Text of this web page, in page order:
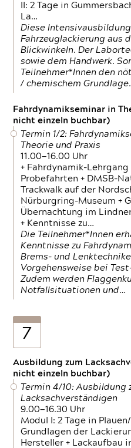
II: 2 Tage in
La…
Diese
Fahrzeuglackierung aus
Blickwinkeln. Der
sowie dem Handwerk.
Teilnehmer*Innen den
/ chemischem
Fahrdynamikseminar in
nicht einzeln buchbar)
Termin 1/2:
Theorie und Praxis
11.00—16.00 Uhr
+ Fahrdynamik-
Probefahrten + DMSB-
Trackwalk auf der
Nürburgring-Museum +
Übernachtung im
+ Kenntnisse zu…
Die Teilnehmer*Innen
Kenntnisse zu
Brems- und
Vorgehensweise bei
Zudem werden
Notfallsituationen und…
7
Ausbildung zum
nicht einzeln buchbar)
Termin 4/10: Ausbildung
Lacksachverständigen
9.00—16.30 Uhr
Modul I: 2 Tage in
Grundlagen der
Hersteller + Lackaufbau